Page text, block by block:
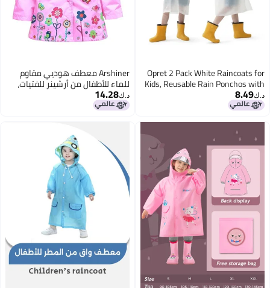
Opret 2 Pack White Raincoats for
Kids, Reusable Rain Ponchos with
Hood and Sleeves Children
Waterproof Rain Coats for Boys
د.ك‏8.49
Arshiner معطف هوديي مقاوم
للماء للأطفال من أرشينر للفتيات،
معطف خارجي، معطف مطري،
د.ك‏14.28